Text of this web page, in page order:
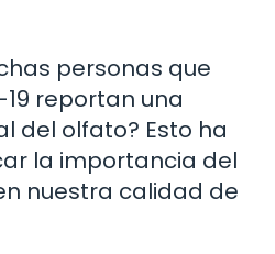
personas que
reportan una
del olfato? Esto ha
la importancia del
nuestra calidad de